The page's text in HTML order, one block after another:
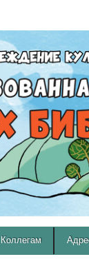
Коллегам